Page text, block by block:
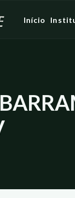
Início